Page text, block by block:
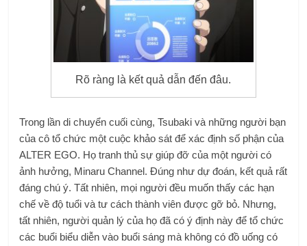
Rõ ràng là kết quả dẫn đến đâu.
Trong lần di chuyển cuối cùng, Tsubaki và những người bạn
của cô tổ chức một cuộc khảo sát để xác định số phận của
ALTER EGO. Họ tranh thủ sự giúp đỡ của một người có
ảnh hưởng, Minaru Channel. Đúng như dự đoán, kết quả rất
đáng chú ý. Tất nhiên, mọi người đều muốn thấy các hạn
chế về độ tuổi và tư cách thành viên được gỡ bỏ. Nhưng,
tất nhiên, người quản lý của họ đã có ý định này để tổ chức
các buổi biểu diễn vào buổi sáng mà không có đồ uống có